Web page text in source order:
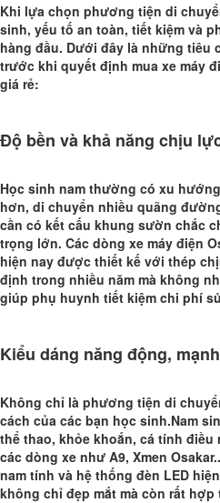
Khi lựa chọn phương tiện di
sinh, yếu tố an toàn, tiết kiệm và
hàng đầu. Dưới đây là những tiêu
trước khi quyết định mua xe máy
giá rẻ:
Độ bền và khả năng chịu
Học sinh nam thường có xu
hơn, di chuyển nhiều quãng
cần có kết cấu khung sườn chắc
trọng lớn. Các dòng xe máy điện
hiện nay được thiết kế với thép
định trong nhiều năm mà không
giúp phụ huynh tiết kiệm chi phí
Kiểu dáng năng động,
Không chỉ là phương tiện di
cách của các bạn học sinh.Nam
thể thao, khỏe khoắn, cá tính điều
các dòng xe như A9, Xmen
nam tính và hệ thống đèn LED
không chỉ đẹp mắt mà còn rất